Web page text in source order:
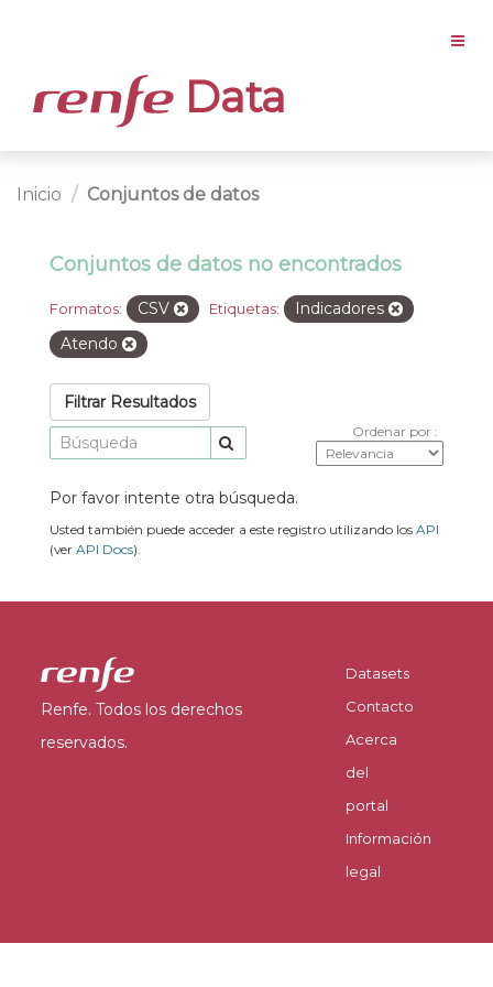
Data
Inicio Conjuntos de datos
Conjuntos de datos no encontrados
Formatos: CSV Etiquetas:
Indicadores
Atendo
Filtrar Resultados
Ordenar por
Por favor intente otra búsqueda.
Usted también puede acceder a este registro utilizando los API
(ver API Docs).
Renfe. Todos los derechos
reservados.
Datasets
Contacto
Acerca
del
portal
Información
legal